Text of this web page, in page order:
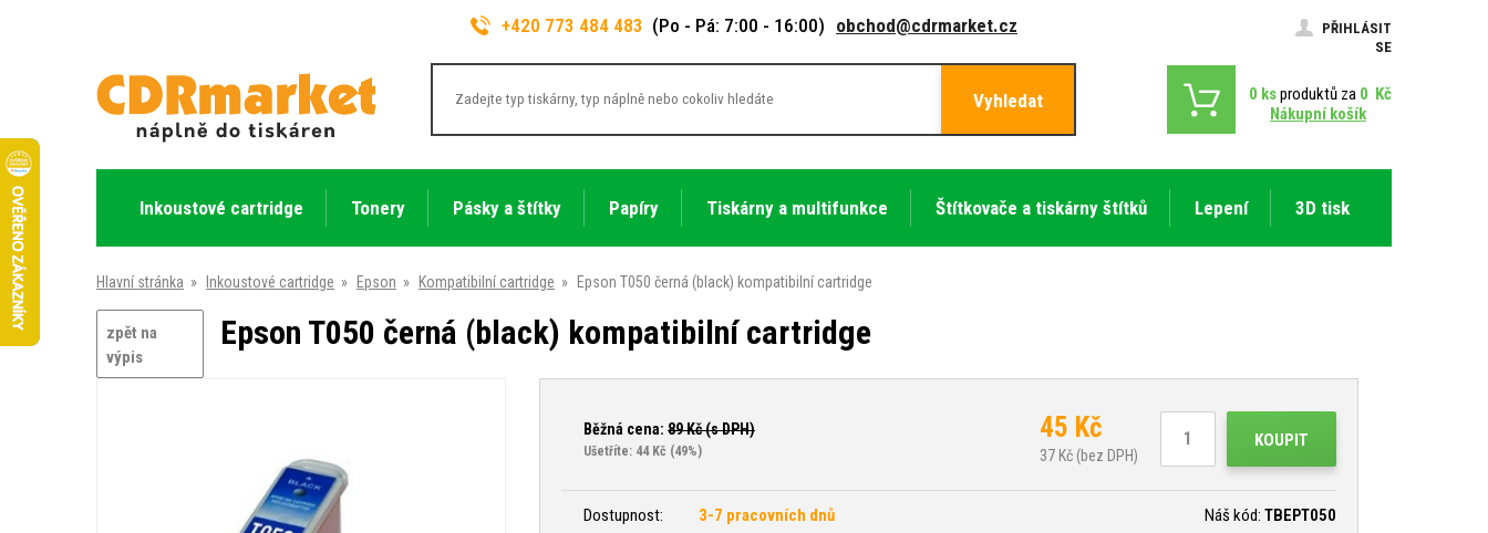
+420 773 484 483 (Po - Pá: 7:00 - 16:00) obchod@cdrmarket.cz
PŘIHLÁSIT
SE
Vyhledat 0 ksproduktů za 0 Kč
Nákupní košík
Inkoustové cartridge Tonery Pásky a štítky Papíry Tiskárny a multifunkce Štítkovače a tiskárny štítků Lepení 3D tisk
Hlavní stránka » Inkoustové cartridge » Epson » Kompatibilní cartridge » Epson T050 černá (black) kompatibilní cartridge
zpět na
výpis
Epson T050 černá (black) kompatibilní cartridge
Běžná cena: 89Kč (s DPH)
Ušetříte: 44 Kč (49%)
45 Kč
37Kč (bez DPH)
KOUPIT
Dostupnost: 3-7 pracovních dnů Náš kód: TBEPT050